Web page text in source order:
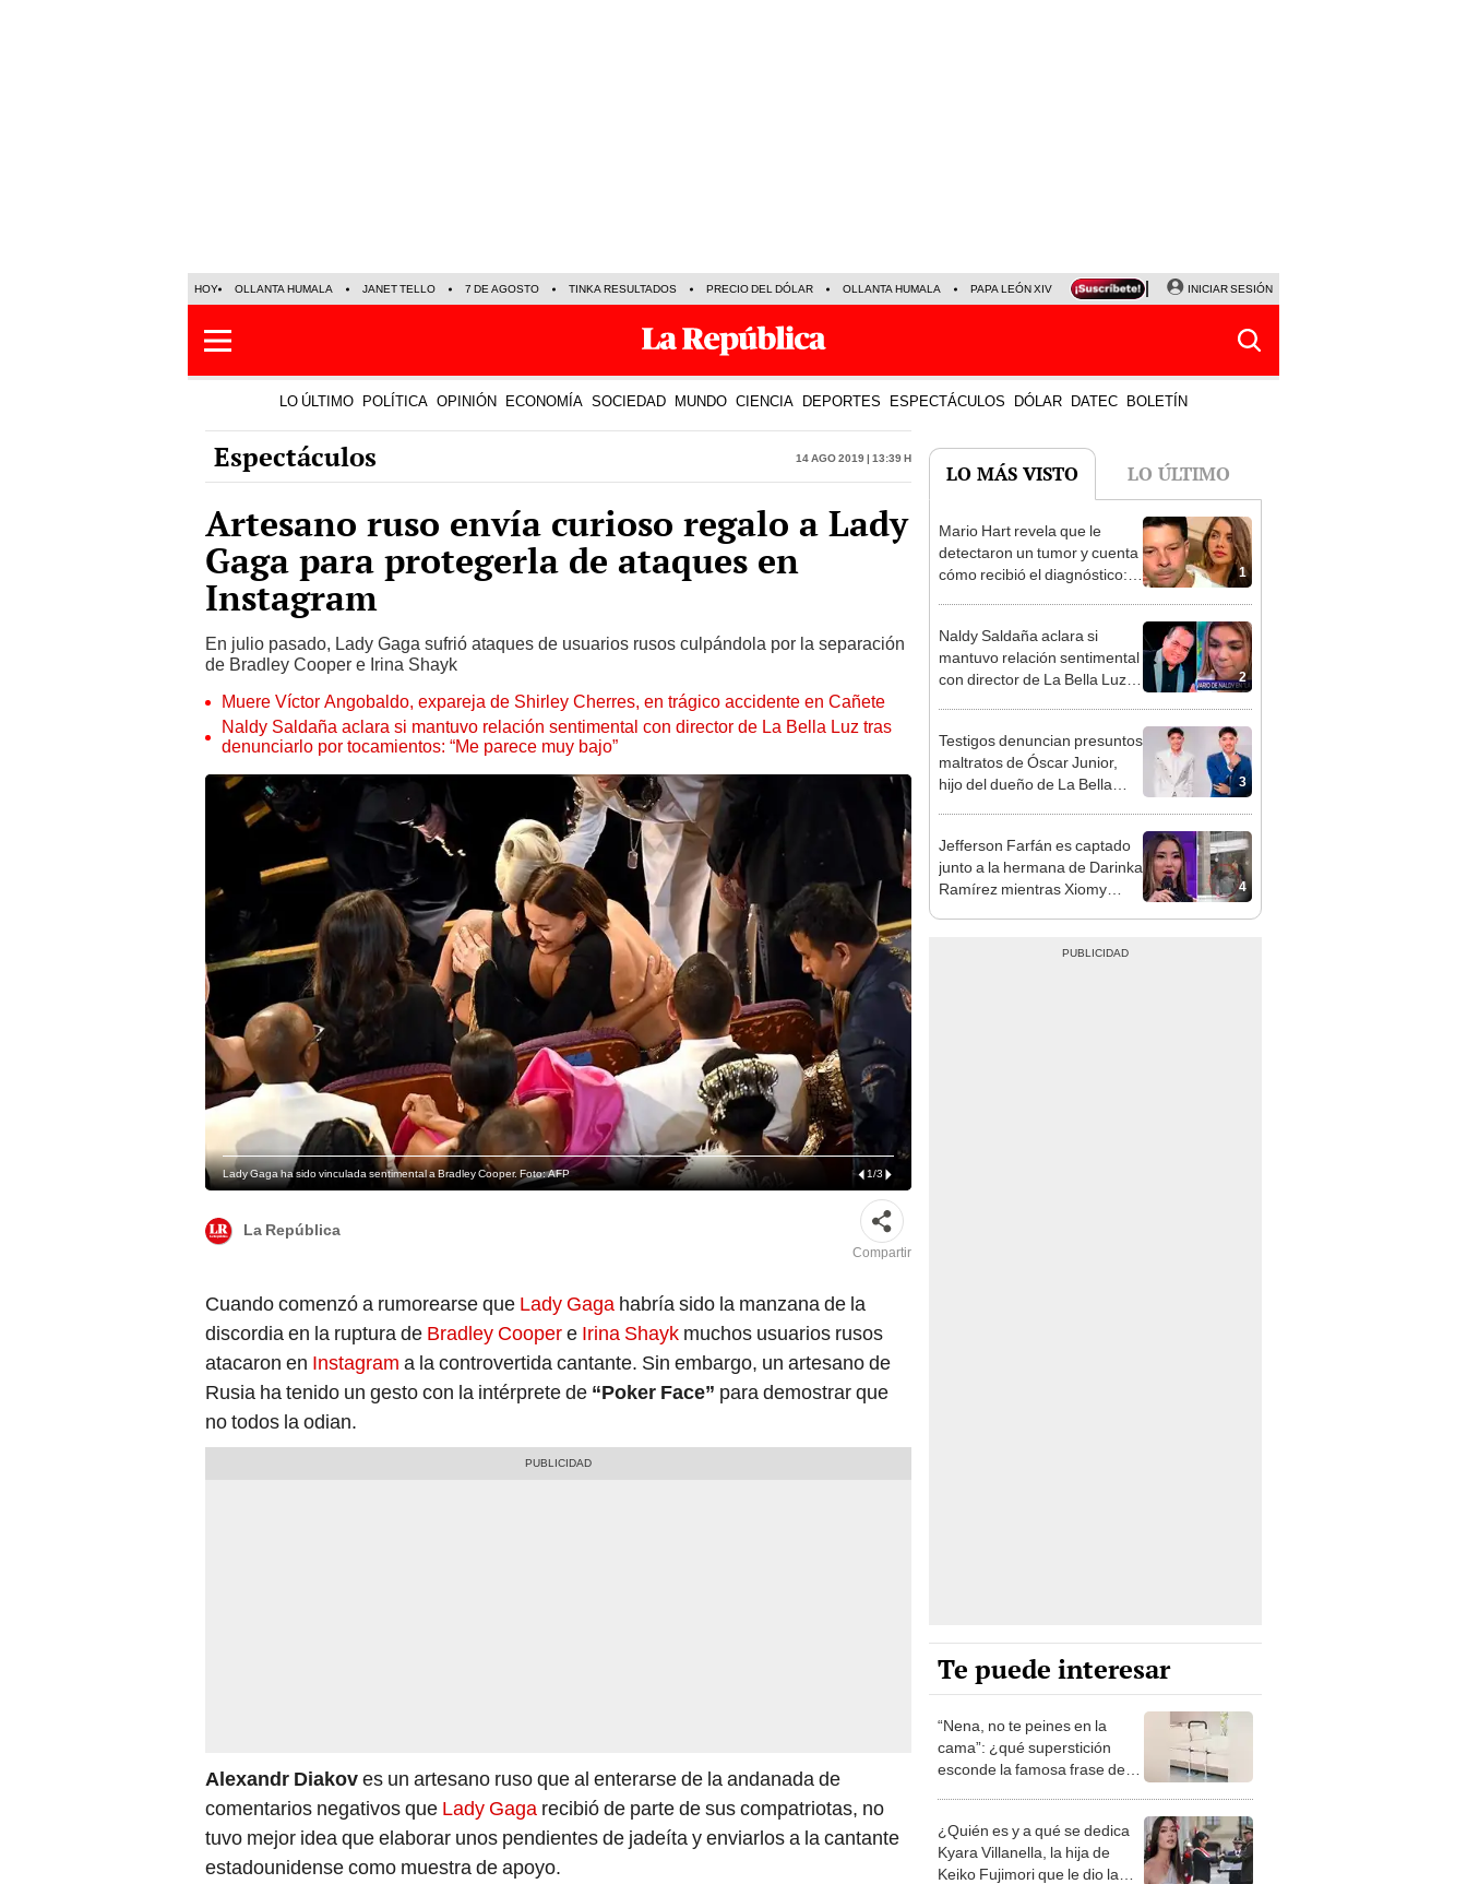
HOY OLLANTA HUMALA JANET TELLO 7 DE AGOSTO TINKA RESULTADOS PRECIO DEL DÓLAR OLLANTA HUMALA PAPA LEÓN XIV NALDY SALDAÑA LA BELLA LUZ
INICIAR SESIÓN
LO ÚLTIMO POLÍTICA OPINIÓN ECONOMÍA SOCIEDAD MUNDO CIENCIA DEPORTES ESPECTÁCULOS DÓLAR DATEC BOLETÍN
Espectáculos 14 Ago 2019 | 13:39 h
Artesano ruso envía curioso regalo a Lady
Gaga para protegerla de ataques en
Instagram
En julio pasado, Lady Gaga sufrió ataques de usuarios rusos culpándola por la separación
de Bradley Cooper e Irina Shayk
Muere Víctor Angobaldo, expareja de Shirley Cherres, en trágico accidente en Cañete
Naldy Saldaña aclara si mantuvo relación sentimental con director de La Bella Luz tras
denunciarlo por tocamientos: “Me parece muy bajo”
Lady Gaga ha sido vinculada sentimental a Bradley Cooper. Foto: AFP 1/3
La República
Compartir
Cuando comenzó a rumorearse que Lady Gaga habría sido la manzana de la
discordia en la ruptura de Bradley Coopere Irina Shayk muchos usuarios rusos
atacaron en Instagram a la controvertida cantante. Sin embargo, un artesano de
Rusia ha tenido un gesto con la intérprete de “Poker Face” para demostrar que
no todos la odian.
Alexandr Diakoves un artesano ruso que al enterarse de la andanada de
comentarios negativos que Lady Gaga recibió de parte de sus compatriotas, no
tuvo mejor idea que elaborar unos pendientes de jadeíta y enviarlos a la cantante
estadounidense como muestra de apoyo.
LO MÁS VISTO LO ÚLTIMO
1
Mario Hart revela que le
detectaron un tumor y cuenta
cómo recibió el diagnóstico:
2
Naldy Saldaña aclara si
mantuvo relación sentimental
con director de La Bella Luz
bajo”
3
Testigos denuncian presuntos
maltratos de Óscar Junior,
hijo del dueño de La Bella
4
Jefferson Farfán es captado
junto a la hermana de Darinka
Ramírez mientras Xiomy
Te puede interesar
“Nena, no te peines en la
cama”: ¿qué superstición
esconde la famosa frase de
¿Quién es y a qué se dedica
Kyara Villanella, la hija de
Keiko Fujimori que le dio la